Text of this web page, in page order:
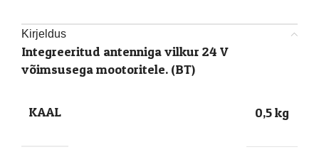
Kirjeldus
Integreeritud antenniga vilkur 24 V
võimsusega mootoritele. (BT)
KAAL 0,5 kg